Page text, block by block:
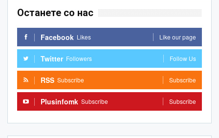
Останете со нас
Facebook Likes Like our page
Twitter Followers Follow Us
RSS Subscribe Subscribe
Plusinfomk Subscribe Subscribe